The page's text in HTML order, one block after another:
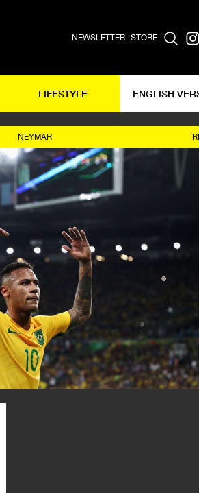
NEWSLETTER STORE
LIFESTYLE ENGLISH
NEYMAR